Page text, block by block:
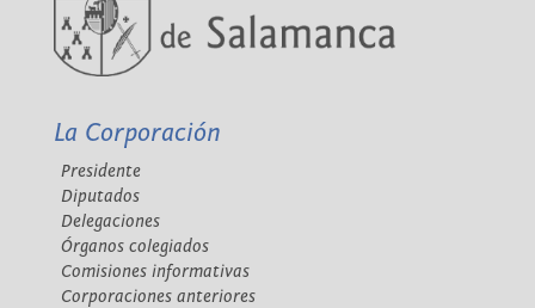
La Corporación
Presidente
Diputados
Delegaciones
Órganos colegiados
Comisiones informativas
Corporaciones anteriores